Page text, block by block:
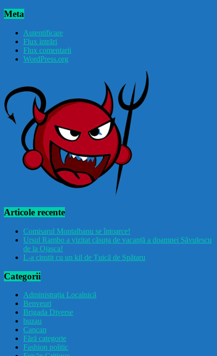
Meta
Autentificare
Flux intrări
Flux comentarii
WordPress.org
Articole recente
Comisarul Montalbanu se întoarce!
Ursul Rambo a vizitat căsuța de vacanță a doamnei Săvulescu
de la Ojasca!
L-a cinstit cu un kil de Țuică de Spătaru
Categorii
Administrația Localnică
Benveuri
Brigada Diverse
buzau
Cancan
Fără categorie
Fashion politic